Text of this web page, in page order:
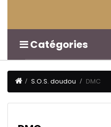
Catégories
S.O.S. doudou DMC